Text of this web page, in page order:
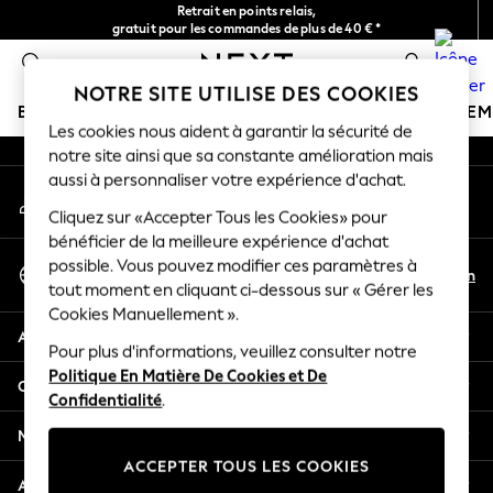
Retrait en points relais,
gratuit pour les commandes de plus de 40 € *
Livraison en 2-3 jours ouvrés*
BOUTIQUE VACANCES
HOLIDAY SHOP
Women's Holiday Shop
All Swimwear
All Beachwear
Bags & Accessories
Beach Dresses & Kaftans
Dresses
Flip Flops
Sliders
Jumpsuits & Playsuits
Linen Collection
Sandals
An error occurred on client
Nos réseaux sociaux
Mon compte
Connexion à votre compte
Sélectionnez Votre Langue
Français
En
Aide
Confidentialité et mentions légales
Ministères
Autres services
NOTRE SITE UTILISE DES COOKIES
Les cookies nous aident à garantir la sécurité de
notre site ainsi que sa constante amélioration mais
aussi à personnaliser votre expérience d'achat.
Cliquez sur «Accepter Tous les Cookies» pour
bénéficier de la meilleure expérience d'achat
possible. Vous pouvez modifier ces paramètres à
tout moment en cliquant ci-dessous sur « Gérer les
Cookies Manuellement ».
Pour plus d'informations, veuillez consulter notre
Politique En Matière De Cookies et De
Confidentialité.
ACCEPTER TOUS LES COOKIES